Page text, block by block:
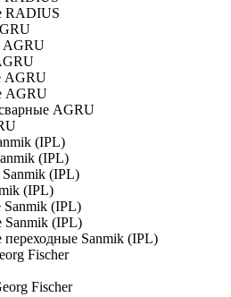
RADIUS
AGRU
AGRU
AGRU
AGRU
(IPL)
(IPL)
Sanmik (IPL)
(IPL)
Sanmik (IPL)
Sanmik (IPL)
Sanmik (IPL)
Fischer
Fischer